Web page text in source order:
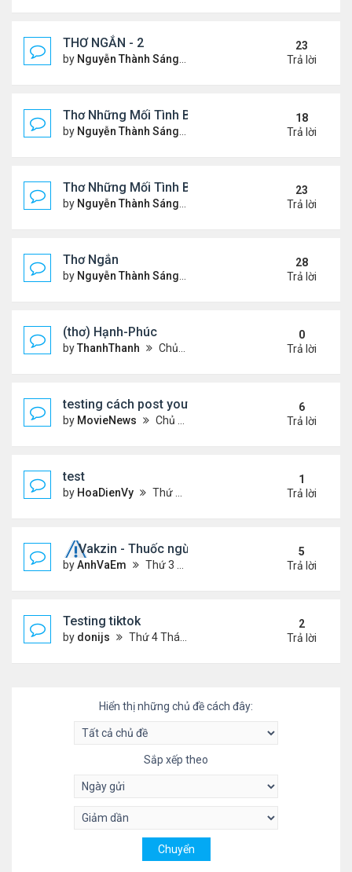
THƠ NGẮN - 2
by Nguyễn Thành Sáng Chủ nhật Tháng 7 30, 2023
23
Trả lời
Thơ Những Mối Tình Buồn (2)
by Nguyễn Thành Sáng Thứ 2 Tháng 5 22, 2023 8:48
18
Trả lời
Thơ Những Mối Tình Buồn
by Nguyễn Thành Sáng Thứ 7 Tháng 2 04, 2023 12:26
23
Trả lời
Thơ Ngắn
by Nguyễn Thành Sáng Thứ 7 Tháng 12 17, 2022 6:28
28
Trả lời
(thơ) Hạnh-Phúc
byThanhThanh Chủ nhật Tháng 1 23, 2022 12:25 pm
0
Trả lời
testing cách post youtube video
by MovieNews Chủ nhật Tháng 10 11, 2020 12:18 pm
6
Trả lời
test
by HoaDienVy Thứ 4 Tháng 12 02, 2020 12:22 pm
1
Trả lời
Vakzin - Thuốc ngừa corona
byAnhVaEm Thứ 3 Tháng 1 19, 2021 3:19 am
5
Trả lời
Testing tiktok
by donijs Thứ 4 Tháng 11 11, 2020 11:23 am
2
Trả lời
Hiển thị những chủ đề cách đây:
Sắp xếp theo